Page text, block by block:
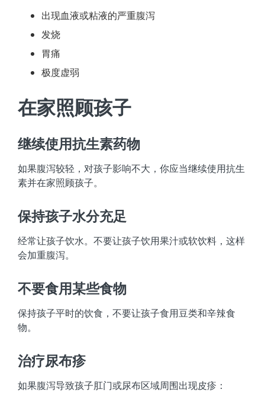
出现血液或粘液的严重腹泻
发烧
胃痛
极度虚弱
在家照顾孩子
继续使用抗生素药物
如果腹泻较轻，对孩子影响不大，你应当继续使用抗生
素并在家照顾孩子。
保持孩子水分充足
经常让孩子饮水。不要让孩子饮用果汁或软饮料，这样
会加重腹泻。
不要食用某些食物
保持孩子平时的饮食，不要让孩子食用豆类和辛辣食
物。
治疗尿布疹
如果腹泻导致孩子肛门或尿布区域周围出现皮疹：